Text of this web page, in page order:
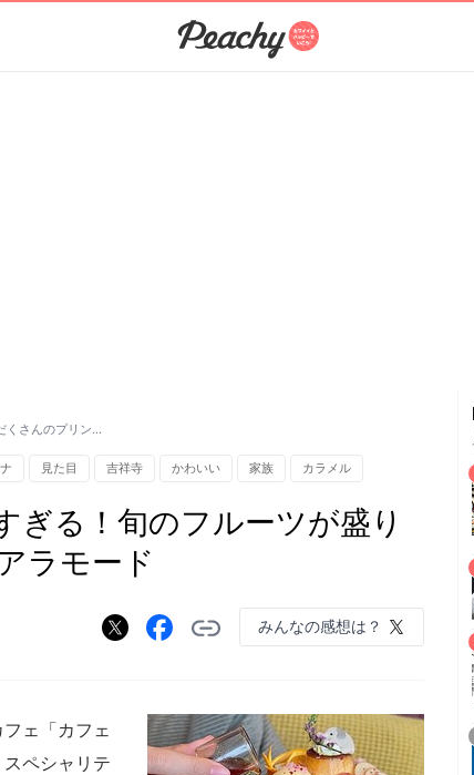
くさんのプリン…
見た目 吉祥寺 かわいい 家族 カラメル
ぎる！旬のフルーツが盛り
ラモード
みんなの感想は？
ェ「カフェ
ペシャリテ